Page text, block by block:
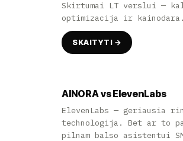
Skirtumai LT verslui —
optimizacija ir kainodara.
SKAITYTI →
AINORA vs ElevenLabs
ElevenLabs — geriausia
technologija. Bet ar to
pilnam balso asistentui